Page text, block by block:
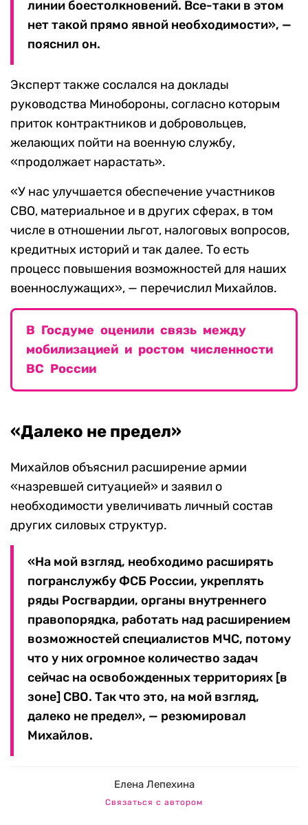
линии боестолкновений. Все-таки в этом
нет такой прямо явной необходимости», —
пояснил он.
Эксперт также сослался на доклады
руководства Минобороны, согласно которым
приток контрактников и добровольцев,
желающих пойти на военную службу,
«продолжает нарастать».
«У нас улучшается обеспечение участников
СВО, материальное и в других сферах, в том
числе в отношении льгот, налоговых вопросов,
кредитных историй и так далее. То есть
процесс повышения возможностей для наших
военнослужащих», — перечислил Михайлов.
В Госдуме оценили связь между
мобилизацией и ростом численности
ВС России
«Далеко не предел»
Михайлов объяснил расширение армии
«назревшей ситуацией» и заявил о
необходимости увеличивать личный состав
других силовых структур.
«На мой взгляд, необходимо расширять
погранслужбу ФСБ России, укреплять
ряды Росгвардии, органы внутреннего
правопорядка, работать над расширением
возможностей специалистов МЧС, потому
что у них огромное количество задач
сейчас на освобожденных территориях [в
зоне] СВО. Так что это, на мой взгляд,
далеко не предел», — резюмировал
Михайлов.
Елена Лепехина
Связаться с автором